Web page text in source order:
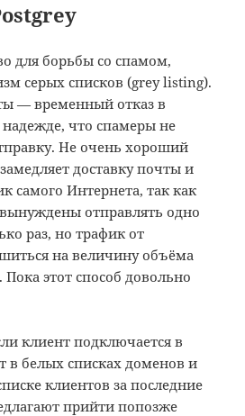
для борьбы со спамом,
серых списков (grey listing).
— временный отказ в
что спамеры не
Не очень хороший
доставку почты и
самого Интернета, так как
отправлять одно
раз, но трафик от
на величину объёма
этот способ довольно
клиент подключается в
в белых списках доменов и
клиентов за последние
прийти попозже